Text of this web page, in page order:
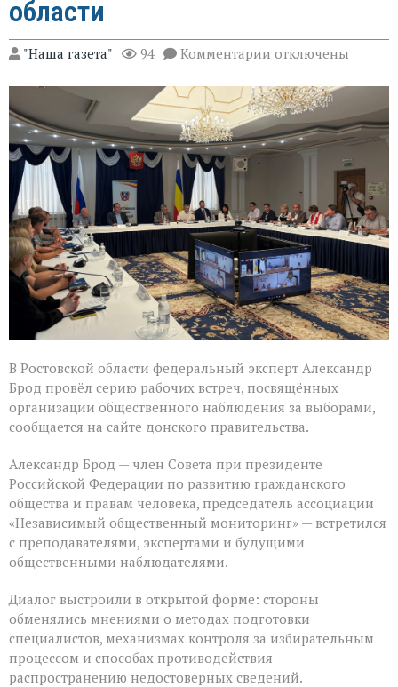
области
"Наша газета" 94 Комментарии к
записи
Эксперт
Александр
Брод
высоко
оценил
подготовку
наблюдателей
Ростовской
области
отключены
В Ростовской области федеральный эксперт Александр
Брод провёл серию рабочих встреч, посвящённых
организации общественного наблюдения за выборами,
сообщается на сайте донского правительства.
Александр Брод — член Совета при президенте
Российской Федерации по развитию гражданского
общества и правам человека, председатель ассоциации
«Независимый общественный мониторинг» — встретился
с преподавателями, экспертами и будущими
общественными наблюдателями.
Диалог выстроили в открытой форме: стороны
обменялись мнениями о методах подготовки
специалистов, механизмах контроля за избирательным
процессом и способах противодействия
распространению недостоверных сведений.